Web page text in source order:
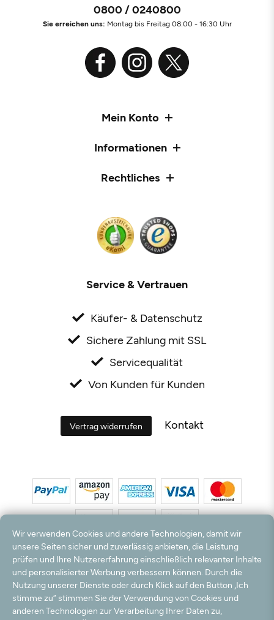
0800 / 0240800
Sie erreichen uns: Montag bis Freitag 08:00 - 16:30 Uhr
Mein Konto
Informationen
Rechtliches
Service & Vertrauen
Käufer- & Datenschutz
Sichere Zahlung mit SSL
Servicequalität
Von Kunden für Kunden
Vertrag widerrufen Kontakt
*Alle Preise inkl. MwSt. und zzgl. Versandkosten. **Kostenloser Versand und Rückversand
nur innerhalb Deutschlands und Österreichs.
Hinweis:Wir nutzen Ihre E-Mail Adresse für werbliche Zwecke, die jederzeit widerrufen
werden können. Ihre Daten werden nicht an Dritte weitergegeben.
© 2003 - 2026 Teppichversand24 GmbH / Alle Rechte vorbehalten. powered by
Wir verwenden Cookies und andere Technologien, damit wir
unsere Seiten sicher und zuverlässig anbieten, die Leistung
prüfen und Ihre Nutzererfahrung einschließlich relevanter Inhalte
und personalisierter Werbung verbessern können. Durch die
Nutzung unserer Dienste oder durch Klick auf den Button „Ich
stimme zu“ stimmen Sie der Verwendung von Cookies und
anderen Technologien zur Verarbeitung Ihrer Daten zu,